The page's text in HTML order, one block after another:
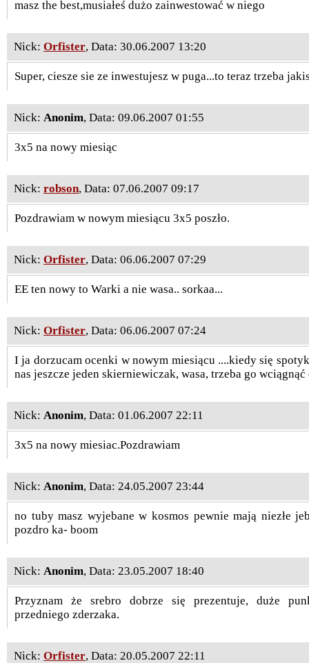
masz the best,musiałeś dużo zainwestować w niego
Nick: Orfister, Data: 30.06.2007 13:20
Super, ciesze sie ze inwestujesz w puga...to teraz trzeba
Nick: Anonim, Data: 09.06.2007 01:55
3x5 na nowy miesiąc
Nick: robson, Data: 07.06.2007 09:17
Pozdrawiam w nowym miesiącu 3x5 poszło.
Nick: Orfister, Data: 06.06.2007 07:29
EE ten nowy to Warki a nie wasa.. sorkaa...
Nick: Orfister, Data: 06.06.2007 07:24
I ja dorzucam ocenki w nowym miesiącu ....kiedy się
nas jeszcze jeden skierniewiczak, wasa, trzeba go wciągnąć
Nick: Anonim, Data: 01.06.2007 22:11
3x5 na nowy miesiac.Pozdrawiam
Nick: Anonim, Data: 24.05.2007 23:44
no tuby masz wyjebane w kosmos pewnie mają niezłe
pozdro ka- boom
Nick: Anonim, Data: 23.05.2007 18:40
Przyznam że srebro dobrze się prezentuje, duże
przedniego zderzaka.
Nick: Orfister, Data: 20.05.2007 22:11